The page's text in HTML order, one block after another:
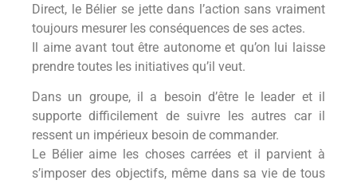
Direct, le Bélier se jette dans l’action sans vraiment
toujours mesurer les conséquences de ses actes.
Il aime avant tout être autonome et qu’on lui laisse
prendre toutes les initiatives qu’il veut.
Dans un groupe, il a besoin d’être le leader et il
supporte difficilement de suivre les autres car il
ressent un impérieux besoin de commander.
Le Bélier aime les choses carrées et il parvient à
s’imposer des objectifs, même dans sa vie de tous